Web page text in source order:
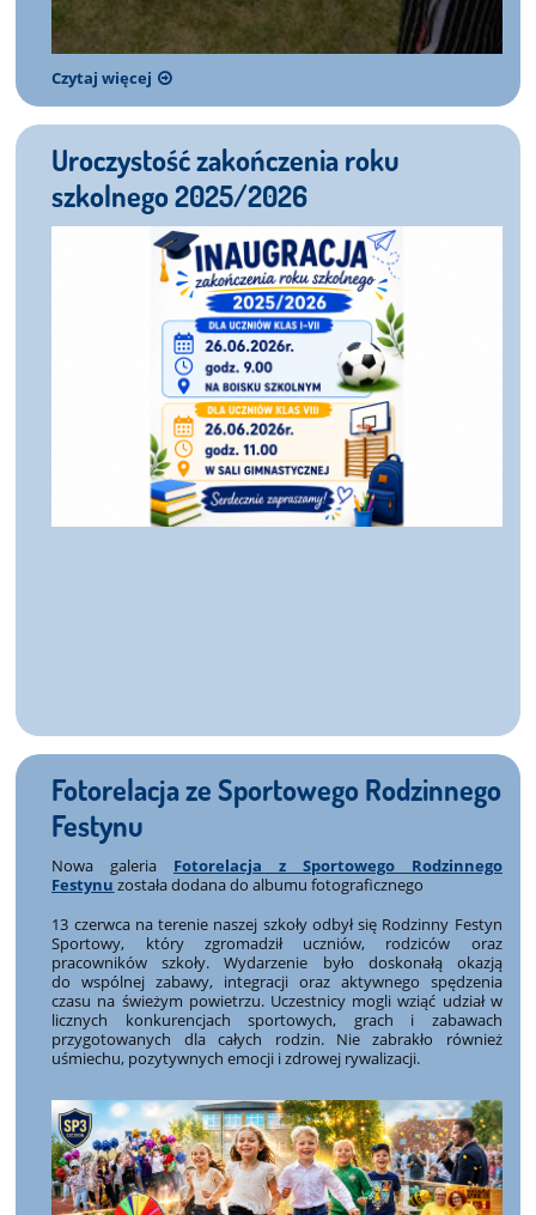
Czytaj więcej
Uroczystość zakończenia roku
szkolnego 2025/2026
Fotorelacja ze Sportowego Rodzinnego
Festynu
Nowa galeria Fotorelacja z Sportowego Rodzinnego
Festynu została dodana do albumu fotograficznego
13 czerwca na terenie naszej szkoły odbył się Rodzinny Festyn
Sportowy, który zgromadził uczniów, rodziców oraz
pracowników szkoły. Wydarzenie było doskonałą okazją
do wspólnej zabawy, integracji oraz aktywnego spędzenia
czasu na świeżym powietrzu. Uczestnicy mogli wziąć udział w
licznych konkurencjach sportowych, grach i zabawach
przygotowanych dla całych rodzin. Nie zabrakło również
uśmiechu, pozytywnych emocji i zdrowej rywalizacji.